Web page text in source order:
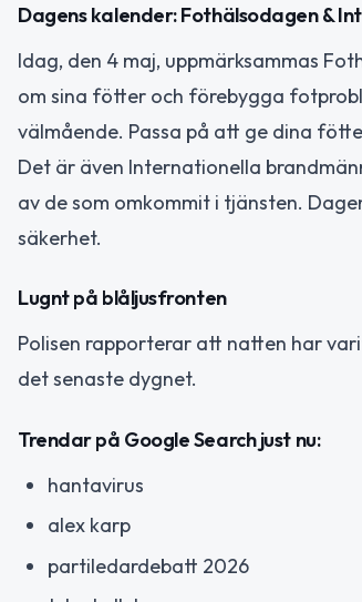
Dagens kalender: Fothälsodagen &
Idag, den 4 maj, uppmärksammas
om sina fötter och förebygga
välmående. Passa på att ge dina
Det är även Internationella
av de som omkommit i tjänsten.
säkerhet.
Lugnt på blåljusfronten
Polisen rapporterar att natten har
det senaste dygnet.
Trendar på Google Search just nu:
hantavirus
alex karp
partiledardebatt 2026